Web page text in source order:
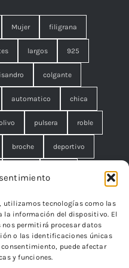
utilizamos tecnologías como las
la información del dispositivo. El
permitirá procesar datos
o las identificaciones únicas
puede afectar
y funciones.
Mujer filigrana
largos 925
colgante
automatico chica
pulsera roble
broche deportivo
filigrana. broche